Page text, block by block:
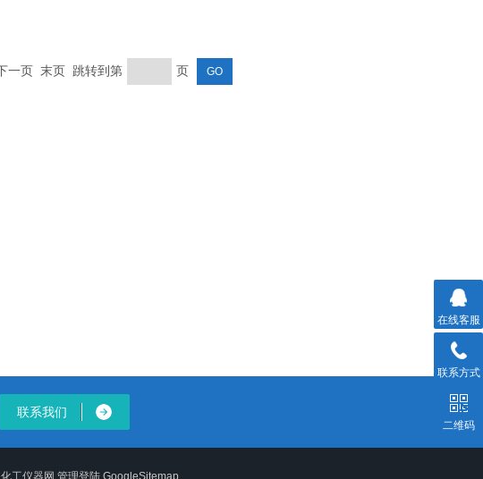
一页 末页 跳转到第 页
联系我们
化工仪器网 管理登陆 GoogleSitemap
在线客服
联系方式
二维码